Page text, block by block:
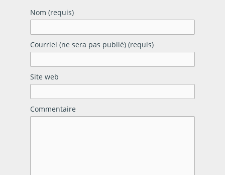
Nom (requis)
Courriel (ne sera pas publié) (requis)
Site web
Commentaire